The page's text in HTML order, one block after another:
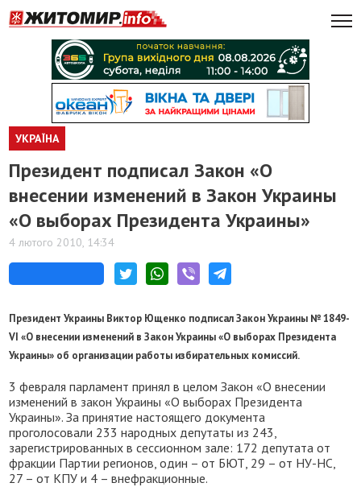
УКРАЇНА
Президент подписал Закон «О
внесении изменений в Закон Украины
«О выборах Президента Украины»
4 лютого 2010, 14:34
Президент Украины Виктор Ющенко подписал Закон Украины № 1849-
VI «О внесении изменений в Закон Украины «О выборах Президента
Украины» об организации работы избирательных комиссий.
3 февраля парламент принял в целом Закон «О внесении
изменений в закон Украины «О выборах Президента
Украины». За принятие настоящего документа
проголосовали 233 народных депутаты из 243,
зарегистрированных в сессионном зале: 172 депутата от
фракции Партии регионов, один – от БЮТ, 29 – от НУ-НС,
27 – от КПУ и 4 – внефракционные.